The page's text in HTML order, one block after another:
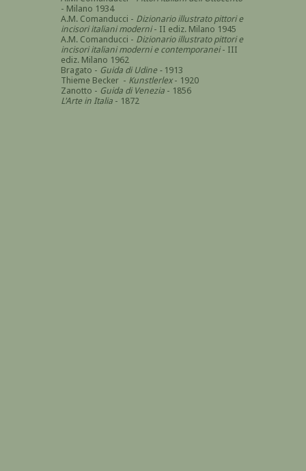
- Milano 1934
A.M. Comanducci - Dizionario illustrato pittori e
incisori italiani moderni- II ediz. Milano 1945
A.M. Comanducci - Dizionario illustrato pittori e
incisori italiani moderni e contemporanei- III
ediz. Milano 1962
Bragato - Guida di Udine -1913
Thieme Becker - Kunstlerlex- 1920
Zanotto - Guida di Venezia - 1856
L'Arte in Italia - 1872